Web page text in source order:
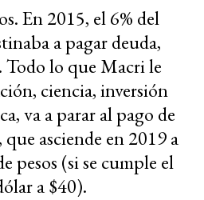
En 2015, el 6% del
a pagar deuda,
Todo lo que Macri le
ciencia, inversión
va a parar al pago de
que asciende en 2019 a
pesos (si se cumple el
a $40).